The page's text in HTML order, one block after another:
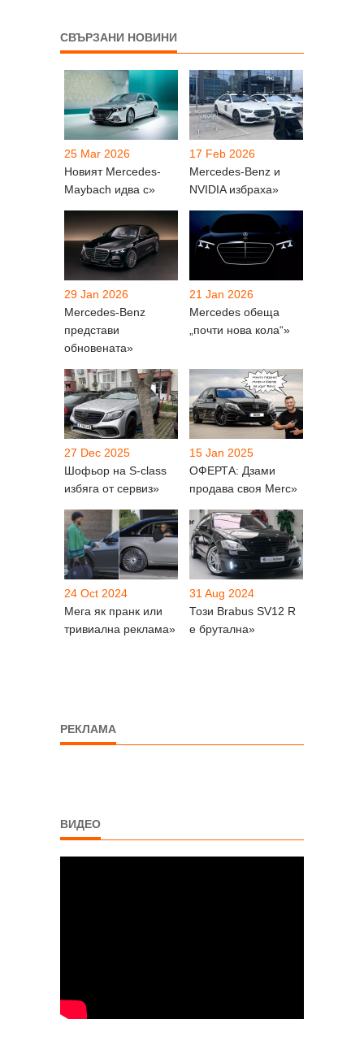
СВЪРЗАНИ НОВИНИ
25 Mar 2026
Новият Mercedes-
Maybach идва с»
17 Feb 2026
Mercedes-Benz и
NVIDIA избраха»
29 Jan 2026
Mercedes-Benz
представи
обновената»
21 Jan 2026
Mercedes обеща
„почти нова кола“»
27 Dec 2025
Шофьор на S-class
избяга от сервиз»
15 Jan 2025
ОФЕРТА: Дзами
продава своя Merc»
24 Oct 2024
Мега як пранк или
тривиална реклама»
31 Aug 2024
Този Brabus SV12 R
е брутална»
РЕКЛАМА
ВИДЕО